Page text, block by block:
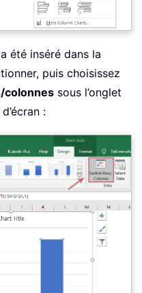
été inséré dans la
puis choisissez
colonnes sous l’onglet
: